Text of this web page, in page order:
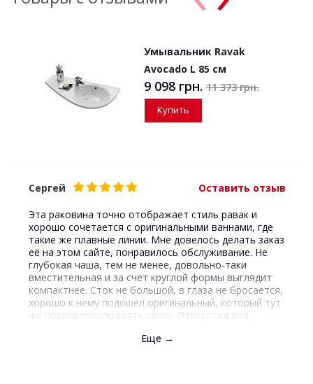
Умывальник Ravak
Avocado L 85 см
9 098 грн. 11 373 грн.
Купить
Сергей
Оставить отзыв
Эта раковина точно отображает стиль равак и
хорошо сочетается с оригинальными ваннами, где
такие же плавные линии. Мне довелось делать заказ
её на этом сайте, понравилось обслуживание. Не
глубокая чаша, тем не менее, довольно-таки
вместительная и за счет круглой формы выглядит
компактнее. Сток не большой, в глаза не бросается,
хорошо к нему подошел оригинальный, который тут
же посоветовали взять сразу. Отверстия под
Раковина сделана надежно, но не мощная. Своих
Еще →